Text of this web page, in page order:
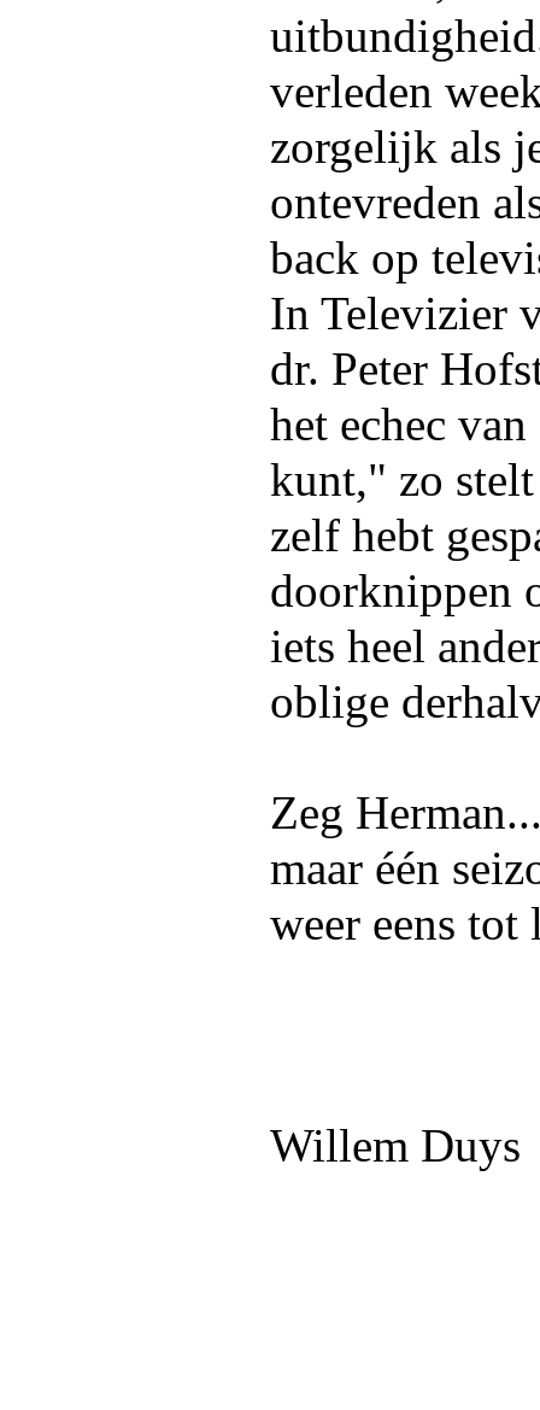
verleden
zorgelijk als
ontevreden
back op
In Televizier
dr. Peter
het echec
kunt," zo
zelf hebt
doorknippen
iets heel
oblige
Zeg
maar één
weer eens
Willem Duys